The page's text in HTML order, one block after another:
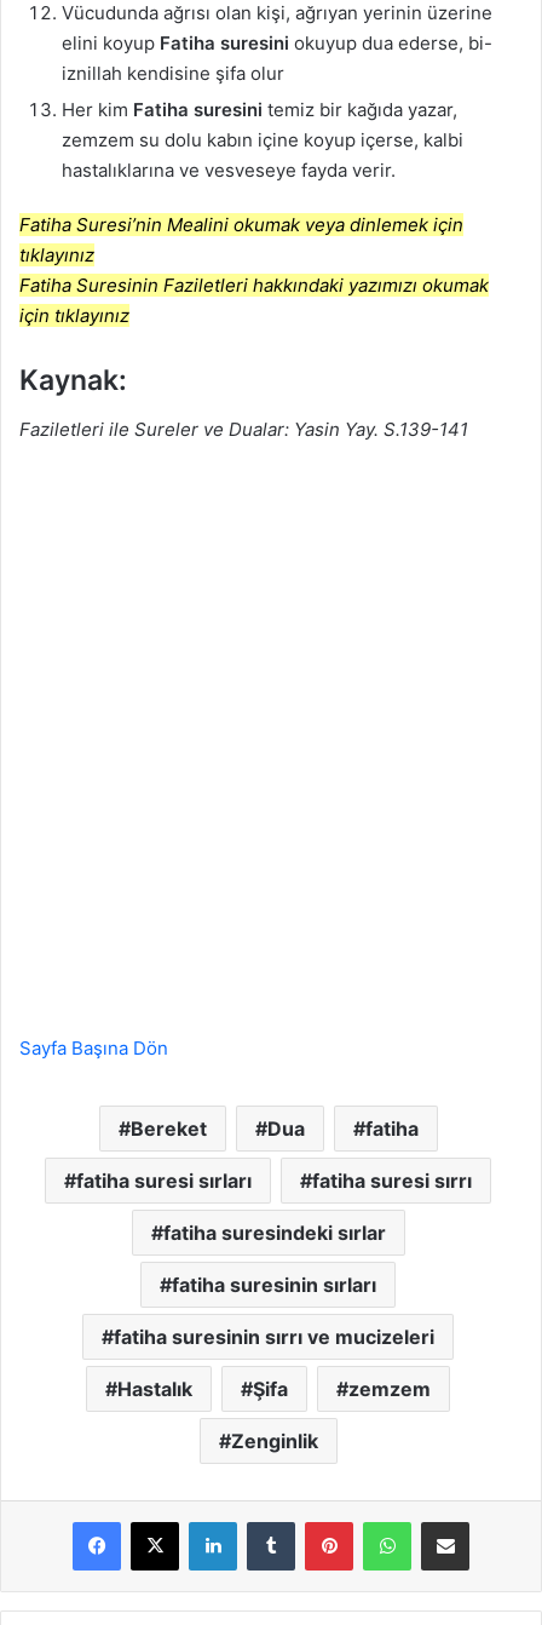
Vücudunda ağrısı olan kişi, ağrıyan yerinin üzerine
elini koyup Fatiha suresini okuyup dua ederse, bi-
iznillah kendisine şifa olur
Her kim Fatiha suresini temiz bir kağıda yazar,
zemzem su dolu kabın içine koyup içerse, kalbi
hastalıklarına ve vesveseye fayda verir.
Fatiha Suresi’nin Mealini okumak veya dinlemek için
tıklayınız
Fatiha Suresinin Faziletleri hakkındaki yazımızı okumak
için tıklayınız
Kaynak:
Faziletleri ile Sureler ve Dualar: Yasin Yay. S.139-141
Sayfa Başına Dön
Bereket Dua fatiha
fatiha suresi sırları fatiha suresi sırrı
fatiha suresindeki sırlar
fatiha suresinin sırları
fatiha suresinin sırrı ve mucizeleri
Hastalık Şifa zemzem
Zenginlik